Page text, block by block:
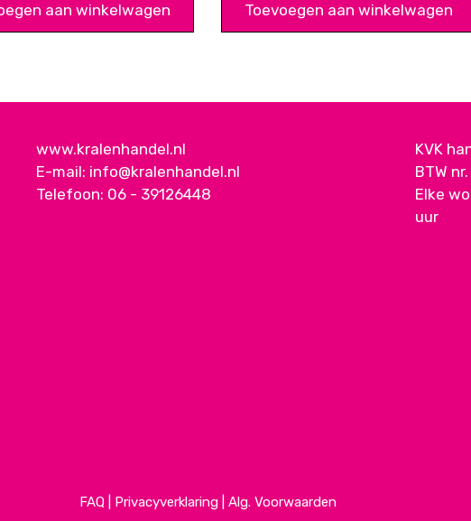
aan winkelwagen Toevoegen aan winkelwagen
www.kralenhandel.nl
E-mail: info@kralenhandel.nl
Telefoon: 06 - 39126448
KVK
BTW
Elke
uur
FAQ| Privacyverklaring| Alg. Voorwaarden